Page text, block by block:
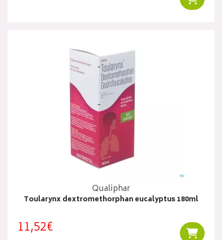
Qualiphar
Toularynx dextromethorphan eucalyptus 180ml
11,52€